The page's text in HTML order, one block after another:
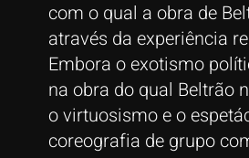
com o qual a obra de
através da experiência
Embora o exotismo
na obra do qual Beltrão
o virtuosismo e o
coreografia de grupo